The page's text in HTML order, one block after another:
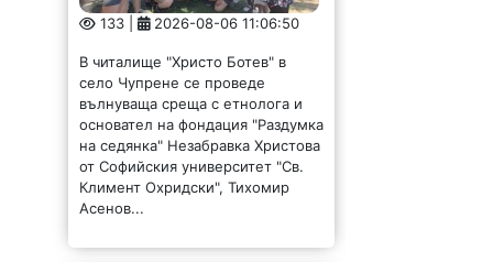
133 | 2026-08-06 11:06:50
В читалище "Христо Ботев" в
село Чупрене се проведе
вълнуваща среща с етнолога и
основател на фондация "Раздумка
на седянка" Незабравка Христова
от Софийския университет "Св.
Климент Охридски", Тихомир
Асенов...